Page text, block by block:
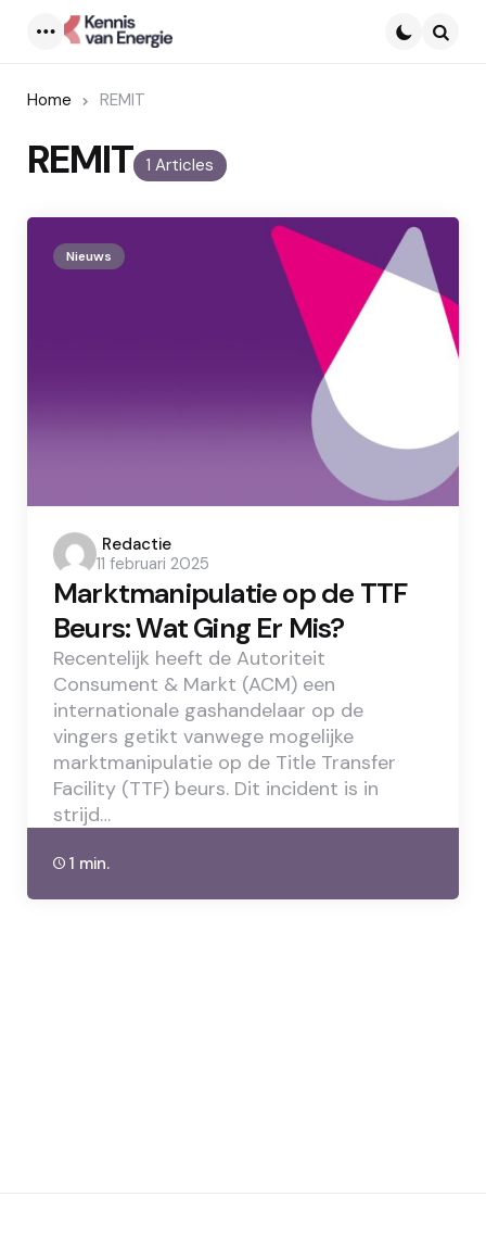
Home REMIT
1 Articles
REMIT
Nieuws
Posted
by
Redactie
11 februari 2025
Marktmanipulatie op de TTF
Beurs: Wat Ging Er Mis?
Recentelijk heeft de Autoriteit
Consument & Markt (ACM) een
internationale gashandelaar op de
vingers getikt vanwege mogelijke
marktmanipulatie op de Title Transfer
Facility (TTF) beurs. Dit incident is in
strijd…
1 min.